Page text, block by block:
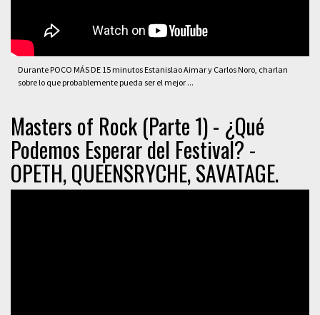
Durante POCO MÁS DE 15 minutos Estanislao Aimar y Carlos Noro, charlan
sobre lo que probablemente pueda ser el mejor ...
Masters of Rock (Parte 1) - ¿Qué
Podemos Esperar del Festival? -
OPETH, QUEENSRYCHE, SAVATAGE.